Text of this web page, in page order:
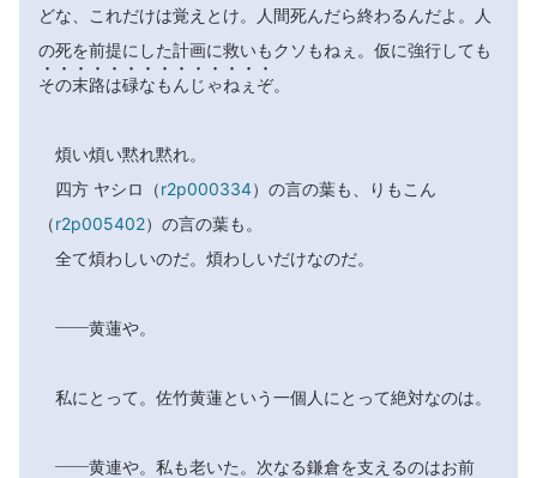
どな、これだけは覚えとけ。人間死んだら終わるんだよ。人
の死を前提にした計画に救いもクソもねぇ。仮に強行しても
そ

の

末

路

は

碌

な

も

ん

じ

ゃ

ね

ぇ

ぞ

。
煩い煩い黙れ黙れ。
四方 ヤシロ（r2p000334）の言の葉も、りもこん
（r2p005402）の言の葉も。
全て煩わしいのだ。煩わしいだけなのだ。
――黄蓮や。
私にとって。佐竹黄蓮という一個人にとって絶対なのは。
――黄連や。私も老いた。次なる鎌倉を支えるのはお前